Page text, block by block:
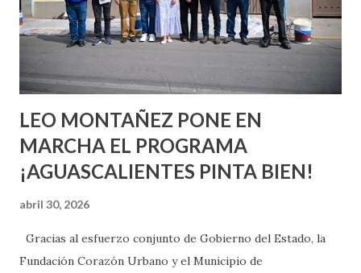
pienses que el sexo será increíble y no puedas esperar para
experimentarlo, pero como cualquier persona con
experiencia te dirá, siempre es mejor cuando ambas partes
son suficientemen...
LEO MONTAÑEZ PONE EN
MARCHA EL PROGRAMA
¡AGUASCALIENTES PINTA BIEN!
abril 30, 2026
Gracias al esfuerzo conjunto de Gobierno del Estado, la
Fundación Corazón Urbano y el Municipio de